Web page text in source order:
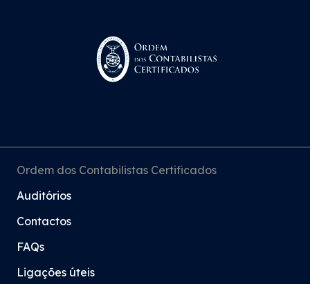
Ordem dos Contabilistas Certificados
Auditórios
Contactos
FAQs
Ligações úteis